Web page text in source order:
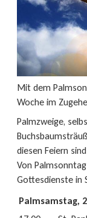
Mit dem
Woche im
Palmzweige,
diesen Feiern
Von
Gottesdienste in
Palmsamstag,